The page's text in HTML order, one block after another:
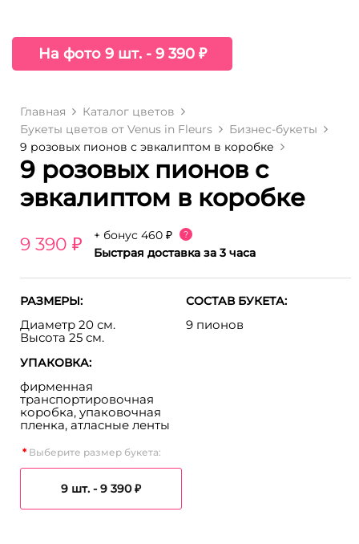
На фото 9 шт. - 9 390 ₽
Главная
Каталог цветов
Букеты цветов от Venus in Fleurs
Бизнес-букеты
9 розовых пионов с эвкалиптом в коробке
9 розовых пионов с
эвкалиптом в коробке
9 390 ₽ + бонус 460 ₽ ?
Быстрая доставка за 3 часа
РАЗМЕРЫ:
Диаметр 20 см.
Высота 25 см.
СОСТАВ БУКЕТА:
9 пионов
УПАКОВКА:
фирменная
транспортировочная
коробка, упаковочная
пленка, атласные ленты
Выберите размер букета:
9 шт. -9 390 ₽